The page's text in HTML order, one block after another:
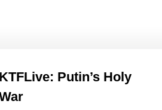
KTFLive: Putin’s Holy